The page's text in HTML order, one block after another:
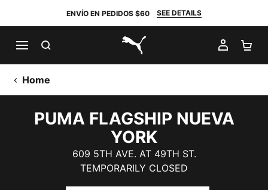
ENVÍO EN PEDIDOS $60 SEE DETAILS
PUMA.com
MI
Home
PUMA FLAGSHIP NUEVA
YORK
609 5TH AVE. AT 49TH ST.
TEMPORARILY CLOSED